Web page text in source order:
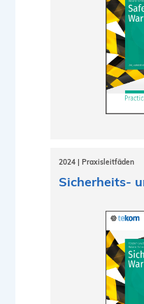
2024 | Praxisleitfäden
Sicherheits-